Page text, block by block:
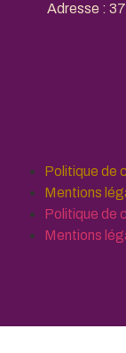
Adresse :
Politique de
Mentions
Politique de
Mentions